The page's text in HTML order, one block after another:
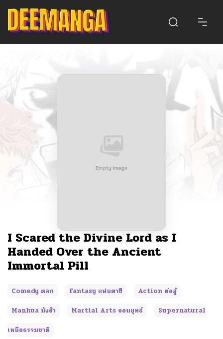
I Scared the Divine Lord as I
Handed Over the Ancient
Immortal Pill
Comedy ตลก Fantasy แฟนตาซี
Action ต่อสู้
Manhua มังฮัว
Martial Arts จอมยุทธ์
Supernatural
เหนือธรรมชาติ